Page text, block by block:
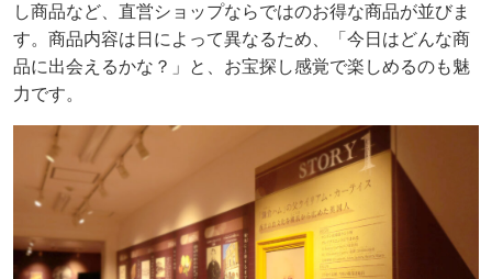
し商品など、直営ショップならではのお得な商品が並びま
す。商品内容は日によって異なるため、「今日はどんな商
品に出会えるかな？」と、お宝探し感覚で楽しめるのも魅
力です。